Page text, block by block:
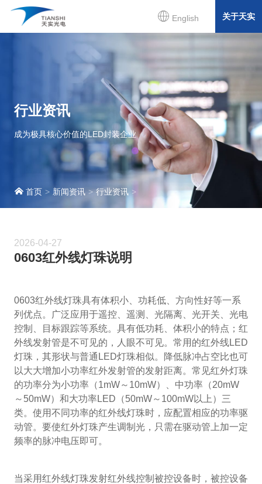
English 关于天实
行业资讯
成为极具核心价值的LED封装企业
首页 新闻资讯 行业资讯
2026-04-27
0603红外线灯珠说明
0603红外线灯珠具有体积小、功耗低、方向性好等一系
列优点。广泛应用于遥控、遥测、光隔离、光开关、光电
控制、目标跟踪等系统。具有低功耗、体积小的特点；红
外线发射管是不可见的，人眼不可见。常用的红外线LED
灯珠，其形状与普通LED灯珠相似。降低脉冲占空比也可
以大大增加小功率红外发射管的发射距离。常见红外灯珠
的功率分为小功率（1mW～10mW）、中功率（20mW
～50mW）和大功率LED（50mW～100mW以上）三
类。使用不同功率的红外线灯珠时，应配置相应的功率驱
动管。要使红外灯珠产生调制光，只需在驱动管上加一定
频率的脉冲电压即可。
当采用红外线灯珠发射红外线控制被控设备时，被控设备